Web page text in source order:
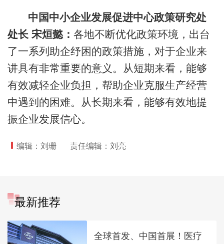
中国中小企业发展促进中心政策研究处
处长 宋烜懿： 各地不断优化政策环境，出台
了一系列助企纾困的政策措施，对于企业来
讲具有非常重要的意义。从短期来看，能够
有效减轻企业负担，帮助企业克服生产经营
中遇到的困难。从长期来看，能够有效地提
振企业发展信心。
编辑：刘珊 责任编辑：刘亮
最新推荐
全球首发、中国首展！医疗